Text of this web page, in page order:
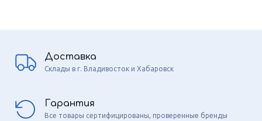
Доставка
Склады в г. Владивосток и Хабаровск
Гарантия
Все товары сертифицированы, проверенные бренды